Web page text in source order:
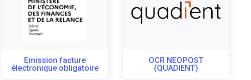
Emission facture
électronique obligatoire
OCR NEOPOST
(QUADIENT)